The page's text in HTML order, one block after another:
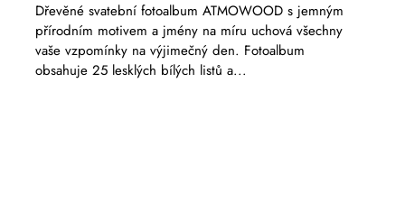
Dřevěné svatební fotoalbum ATMOWOOD s jemným
přírodním motivem a jmény na míru uchová všechny
vaše vzpomínky na výjimečný den. Fotoalbum
obsahuje 25 lesklých bílých listů a...